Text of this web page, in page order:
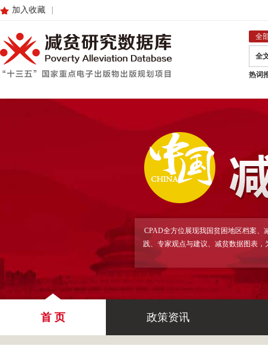
加入收藏
全
全
热词
CPAD全方位展现我国贫困地区档案
践、专家观点与建议、减贫数据图表
首 页 政策资讯